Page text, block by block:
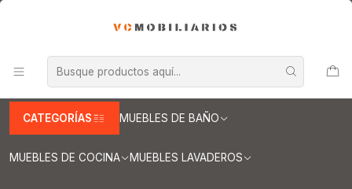
CATEGORÍAS MUEBLES DE BAÑO
MUEBLES DE COCINA MUEBLES LAVADEROS
Muebles lavaplatos con cubierta de Cuarzo
Lavaplatos con cubierta de cuarzo 140 cms
Lavaplatos con cubierta de cuarzo 140